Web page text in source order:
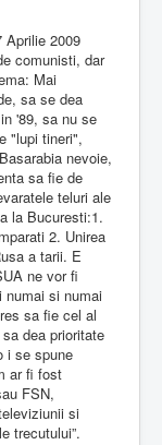
Aprilie 2009
comunisti, dar
Mai
sa se dea
'89, sa nu se
"lupi tineri",
nevoie,
sa fie de
teluri ale
la Bucuresti:1.
2. Unirea
a tarii. E
ne vor fi
numai si numai
sa fie cel al
dea prioritate
i se spune
ar fi fost
FSN,
si
trecutului”.